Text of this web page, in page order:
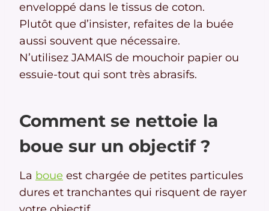
enveloppé dans le tissus de coton.
Plutôt que d’insister, refaites de la buée
aussi souvent que nécessaire.
N’utilisez JAMAIS de mouchoir papier ou
essuie-tout qui sont très abrasifs.
Comment se nettoie la
boue sur un objectif ?
La boue est chargée de petites particules
dures et tranchantes qui risquent de rayer